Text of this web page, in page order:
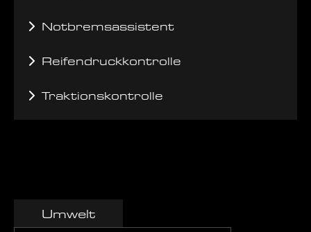
Notbremsassistent
Reifendruckkontrolle
Traktionskontrolle
Umwelt